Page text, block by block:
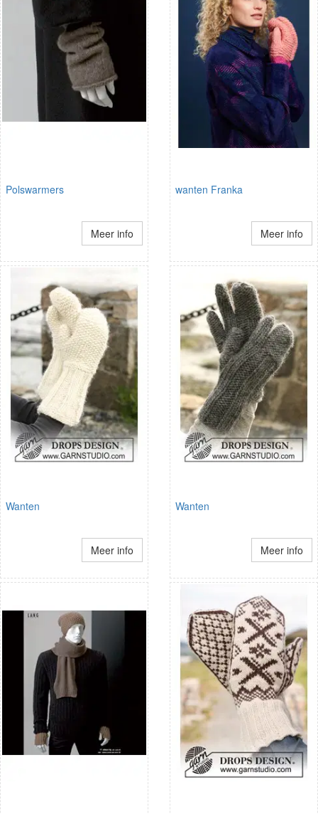
Polswarmers
Meer info
wanten Franka
Meer info
Wanten
Meer info
Wanten
Meer info